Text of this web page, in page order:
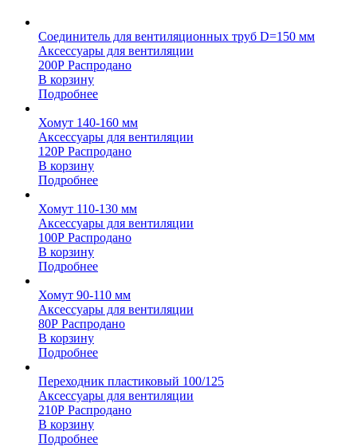
Соединитель для вентиляционных труб D=150 мм
Аксессуары для вентиляции
200Р Распродано
В корзину
Подробнее
Хомут 140-160 мм
Аксессуары для вентиляции
120Р Распродано
В корзину
Подробнее
Хомут 110-130 мм
Аксессуары для вентиляции
100Р Распродано
В корзину
Подробнее
Хомут 90-110 мм
Аксессуары для вентиляции
80Р Распродано
В корзину
Подробнее
Переходник пластиковый 100/125
Аксессуары для вентиляции
210Р Распродано
В корзину
Подробнее